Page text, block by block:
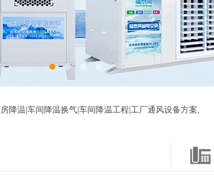
降温|车间降温换气|车间降温工程|工厂通风设备方案,